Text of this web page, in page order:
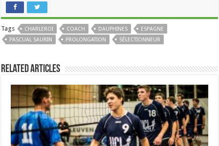
Tags CHARLEROI COACH DAUPHINES
ESPAGNE
PASCUAL SAURIN
PROLONGATION SÉLECTIONNEUR
Related Articles